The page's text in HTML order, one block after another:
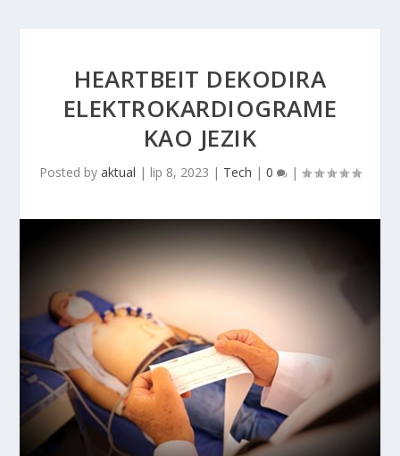
HEARTBEIT DEKODIRA
ELEKTROKARDIOGRAME
KAO JEZIK
Posted by aktual | lip 8, 2023 | Tech | 0 |